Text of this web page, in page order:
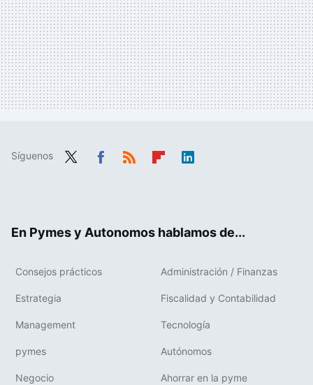
Síguenos
En Pymes y Autonomos hablamos de...
Consejos prácticos Administración / Finanzas
Estrategia Fiscalidad y Contabilidad
Management Tecnología
pymes Autónomos
Negocio Ahorrar en la pyme